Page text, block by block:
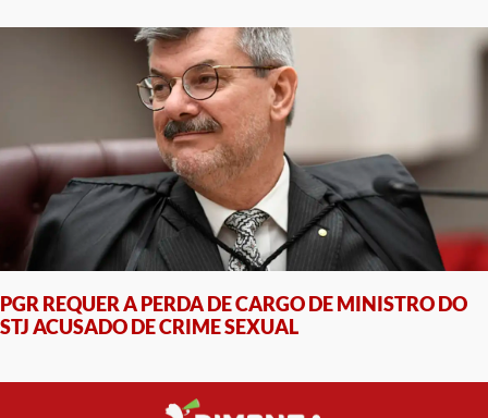
PGR REQUER A PERDA DE CARGO DE MINISTRO DO
STJ ACUSADO DE CRIME SEXUAL